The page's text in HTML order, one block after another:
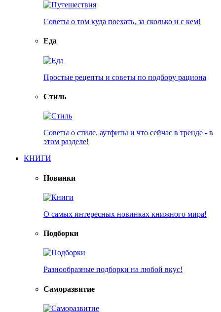
Советы о том куда поехать, за сколько и с кем!
Еда
Простые рецепты и советы по подбору рациона
Стиль
Советы о стиле, аутфиты и что сейчас в тренде - в
этом разделе!
КНИГИ
Новинки
О самых интересных новинках книжного мира!
Подборки
Разнообразные подборки на любой вкус!
Саморазвитие